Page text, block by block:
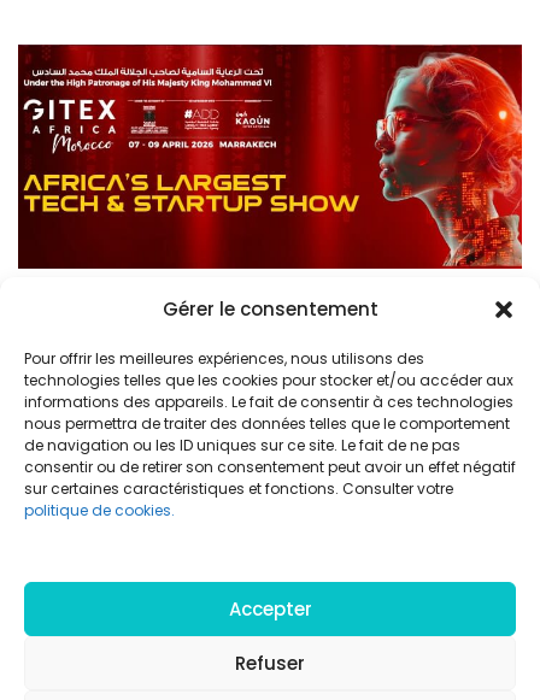
Gérer le consentement
Pour offrir les meilleures expériences, nous utilisons des
technologies telles que les cookies pour stocker et/ou accéder aux
informations des appareils. Le fait de consentir à ces technologies
nous permettra de traiter des données telles que le comportement
de navigation ou les ID uniques sur ce site. Le fait de ne pas
consentir ou de retirer son consentement peut avoir un effet négatif
sur certaines caractéristiques et fonctions. Consulter votre
politique de cookies.
Accepter
Refuser
Bubo Cybersec participe au GITEX Africa
2026 : cap sur Marrakech pour présenter
les dernières innovations Bubo365